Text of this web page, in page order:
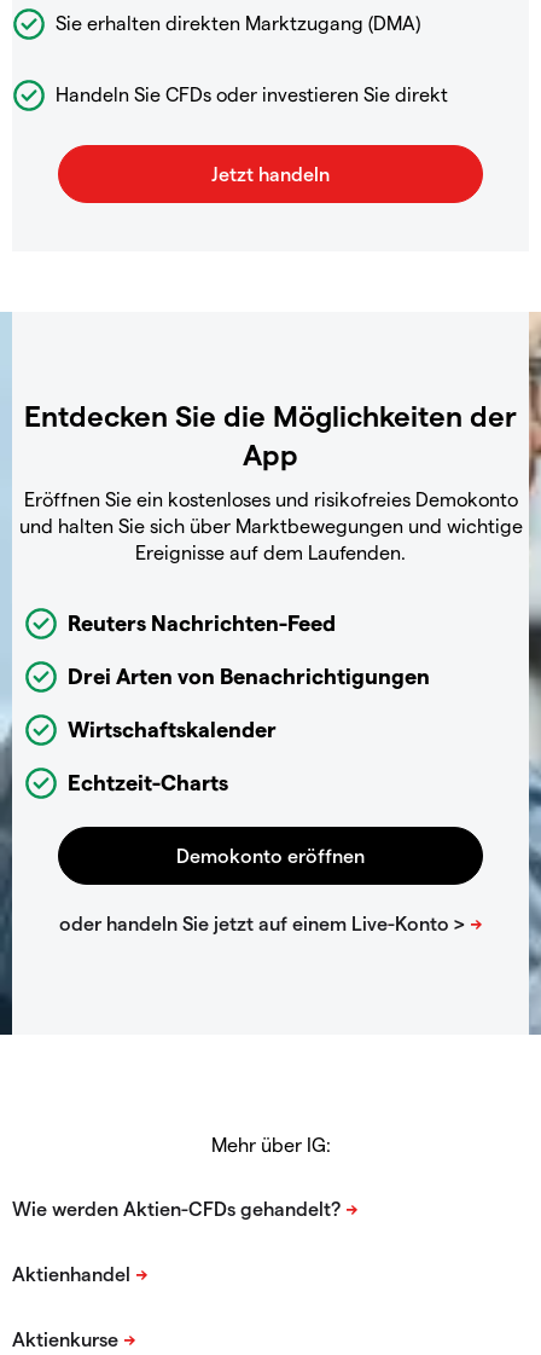
Sie erhalten direkten Marktzugang (DMA)
Handeln Sie CFDs oder investieren Sie direkt
Entdecken Sie die Möglichkeiten der
App
Eröffnen Sie ein kostenloses und risikofreies Demokonto
und halten Sie sich über Marktbewegungen und wichtige
Ereignisse auf dem Laufenden.
Reuters Nachrichten-Feed
Drei Arten von Benachrichtigungen
Wirtschaftskalender
Echtzeit-Charts
Mehr über IG: